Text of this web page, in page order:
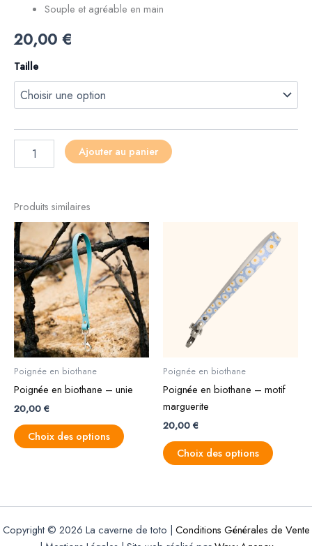
Souple et agréable en main
20,00 €
Taille
Ajouter au panier
Produits similaires
Poignée en biothane
Poignée en biothane – unie
20,00 €
Choix des options
Ce
produit
a
plusieurs
variations.
Les
options
peuvent
sur
page
Poignée en biothane
Poignée en biothane – motif
marguerite
20,00 €
Choix des options
Ce
produit
sur
du
Copyright © 2026 La caverne de toto | Conditions Générales de Vente